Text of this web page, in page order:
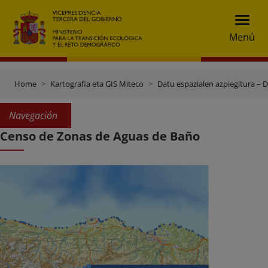
Menú
Home Kartografia eta GIS Miteco Datu espazialen azpiegitura –
Navegación
Censo de Zonas de Aguas de Baño